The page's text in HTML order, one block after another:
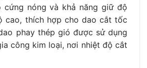
nóng và khả năng giữ độ
cao, thích hợp cho dao cắt tốc
phay thép gió được sử dụng
công kim loại, nơi nhiệt độ cắt